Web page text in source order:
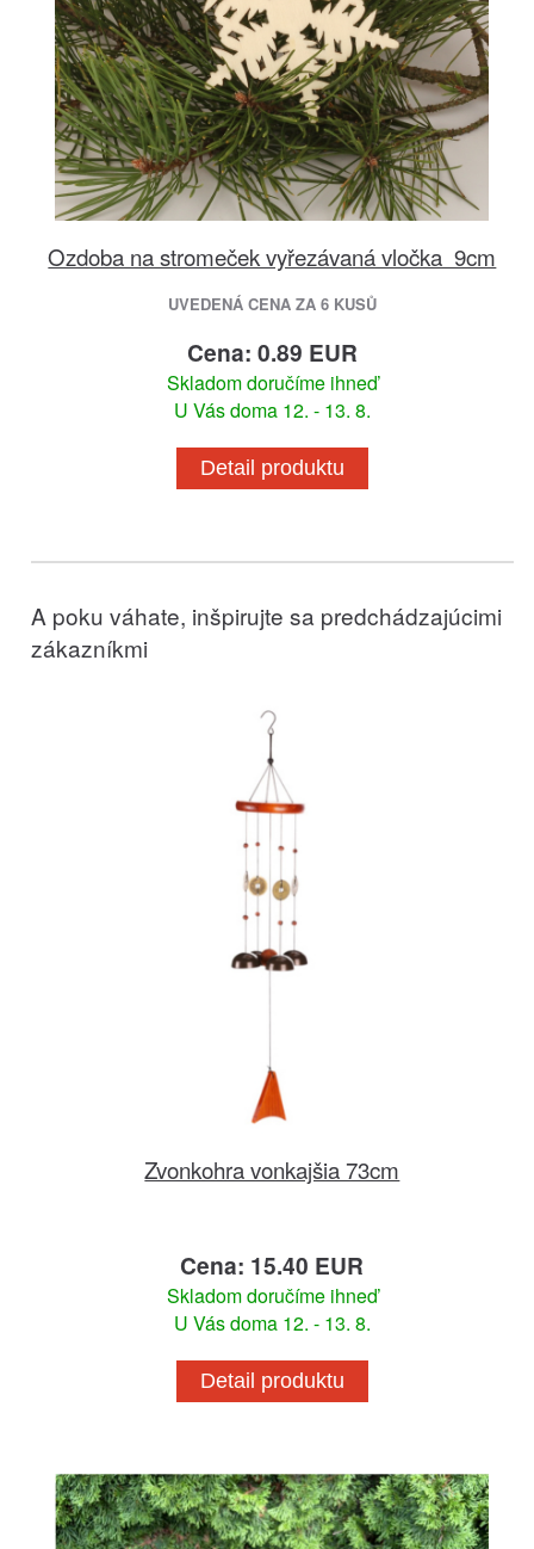
Ozdoba na stromeček vyřezávaná vločka 9cm
UVEDENÁ CENA ZA 6 KUSŮ
Cena: 0.89 EUR
Skladom doručíme ihneď
U Vás doma 12. - 13. 8.
Detail produktu
A poku váhate, inšpirujte sa predchádzajúcimi
zákazníkmi
Zvonkohra vonkajšia 73cm
Cena: 15.40 EUR
Skladom doručíme ihneď
U Vás doma 12. - 13. 8.
Detail produktu